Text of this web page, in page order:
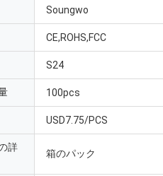
Soungwo
CE,ROHS,FCC
S24
100pcs
USD7.75/PCS
詳
箱のパック